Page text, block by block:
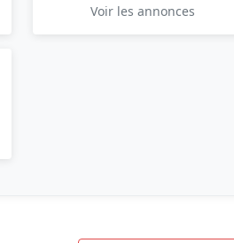
Voir les annonces